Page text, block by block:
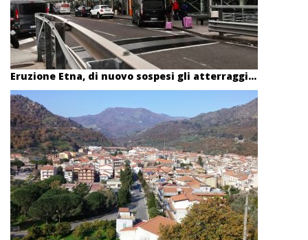
Eruzione Etna, di nuovo sospesi gli atterraggi...